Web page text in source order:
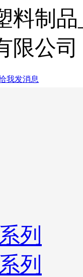
料制
限公司
列
列